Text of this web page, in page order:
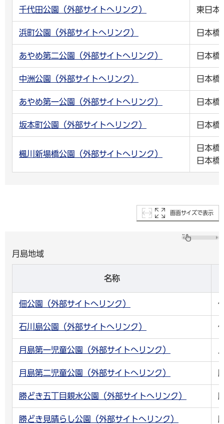
千代田公園（外部サイトへリンク） 東日本
浜町公園（外部サイトへリンク） 日本橋
あやめ第二公園（外部サイトへリンク） 日本橋
中洲公園（外部サイトへリンク） 日本橋
あやめ第一公園（外部サイトへリンク） 日本橋
坂本町公園（外部サイトへリンク） 日本橋
楓川新場橋公園（外部サイトへリンク）
日本橋
日本橋
画面サイズで表示
月島地域
名称
佃公園（外部サイトへリンク）
石川島公園（外部サイトへリンク）
月島第一児童公園（外部サイトへリンク）
月島第二児童公園（外部サイトへリンク）
勝どき五丁目親水公園（外部サイトへリンク）
勝どき見晴らし公園（外部サイトへリンク）